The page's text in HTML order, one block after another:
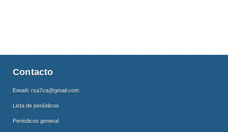
Contacto
Email: rsa7ca@gmail.com
Lista de periódicos
Periódicos general